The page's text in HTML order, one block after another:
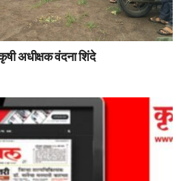
अधीक्षक वंदना शिंदे